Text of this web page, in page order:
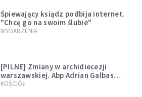
Śpiewający ksiądz podbija internet.
"Chcę go na swoim ślubie"
WYDARZENIA
[PILNE] Zmiany w archidiecezji
warszawskiej. Abp Adrian Galbas
wręczył dekrety nowym proboszczom
KOŚCIÓŁ